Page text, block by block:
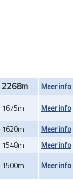
2268m
Meer info
1675m
Meer info
1620m
Meer info
1548m
Meer info
1500m Meer info